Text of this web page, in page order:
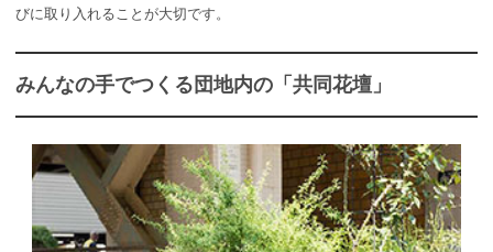
びに取り入れることが大切です。
みんなの手でつくる団地内の「共同花壇」